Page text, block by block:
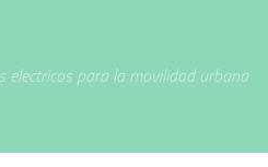
electricos para la movilidad urbana